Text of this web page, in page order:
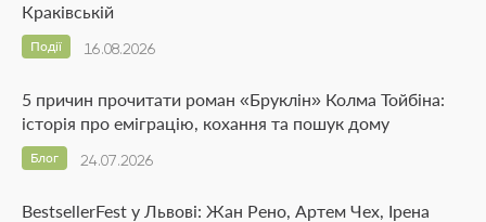
Краківській
16.08.2026
Події
5 причин прочитати роман «Бруклін» Колма Тойбіна:
історія про еміграцію, кохання та пошук дому
24.07.2026
Блог
BestsellerFest у Львові: Жан Рено, Артем Чех, Ірена